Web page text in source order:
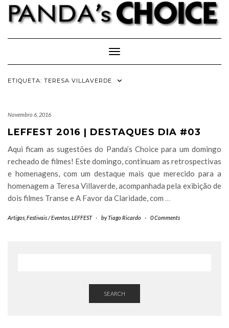
Skip
content
Toggle Navigation
ETIQUETA: TERESA VILLAVERDE
Novembro 6, 2016
LEFFEST 2016 | DESTAQUES DIA #03
Aqui ficam as sugestões do Panda’s Choice para um domingo
recheado de filmes! Este domingo, continuam as retrospectivas
e homenagens, com um destaque mais que merecido para a
homenagem a Teresa Villaverde, acompanhada pela exibição de
dois filmes Transe e A Favor da Claridade, com …
Artigos Festivais / Eventos LEFFEST - byTiago Ricardo - 0 Comments
SEARCH